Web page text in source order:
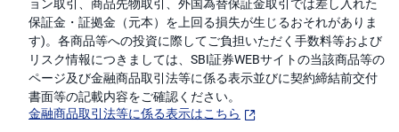
ー
ク
ン
)
S
BI
ラ
保証金・証拠金（元本）を上回る損失が生じるおそれがありま
す)。各商品等への投資に際してご負担いただく手数料等および
リスク情報につきましては、SBI証券WEBサイトの当該商品等の
ページ及び金融商品取引法等に係る表示並びに契約締結前交付
書面等の記載内容をご確認ください。
金融商品取引法等に係る表示はこちら